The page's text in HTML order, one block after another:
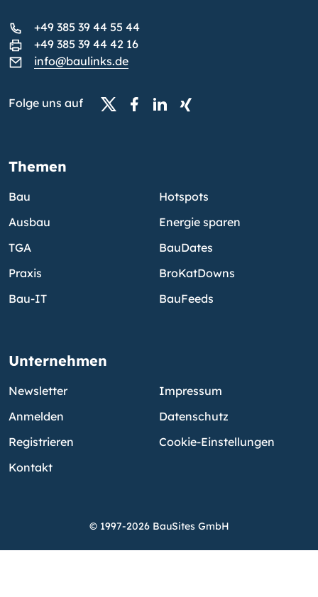
+49 385 39 44 55 44
+49 385 39 44 42 16
info@baulinks.de
Folge uns auf
Themen
Bau
Ausbau
TGA
Praxis
Bau-IT
Hotspots
Energie sparen
BauDates
BroKatDowns
BauFeeds
Unternehmen
Newsletter
Anmelden
Registrieren
Kontakt
Impressum
Datenschutz
Cookie-Einstellungen
© 1997-2026 BauSites GmbH